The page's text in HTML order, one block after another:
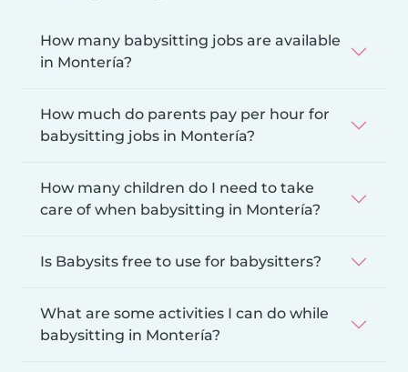
How many babysitting jobs are available
in Montería?
How much do parents pay per hour for
babysitting jobs in Montería?
How many children do I need to take
care of when babysitting in Montería?
Is Babysits free to use for babysitters?
What are some activities I can do while
babysitting in Montería?